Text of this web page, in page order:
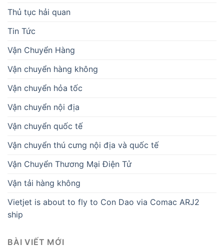
Thủ tục hải quan
Tin Tức
Vận Chuyển Hàng
Vận chuyển hàng không
Vận chuyển hỏa tốc
Vận chuyển nội địa
Vận chuyển quốc tế
Vận chuyển thú cưng nội địa và quốc tế
Vận Chuyển Thương Mại Điện Tử
Vận tải hàng không
Vietjet is about to fly to Con Dao via Comac ARJ2
ship
BÀI VIẾT MỚI